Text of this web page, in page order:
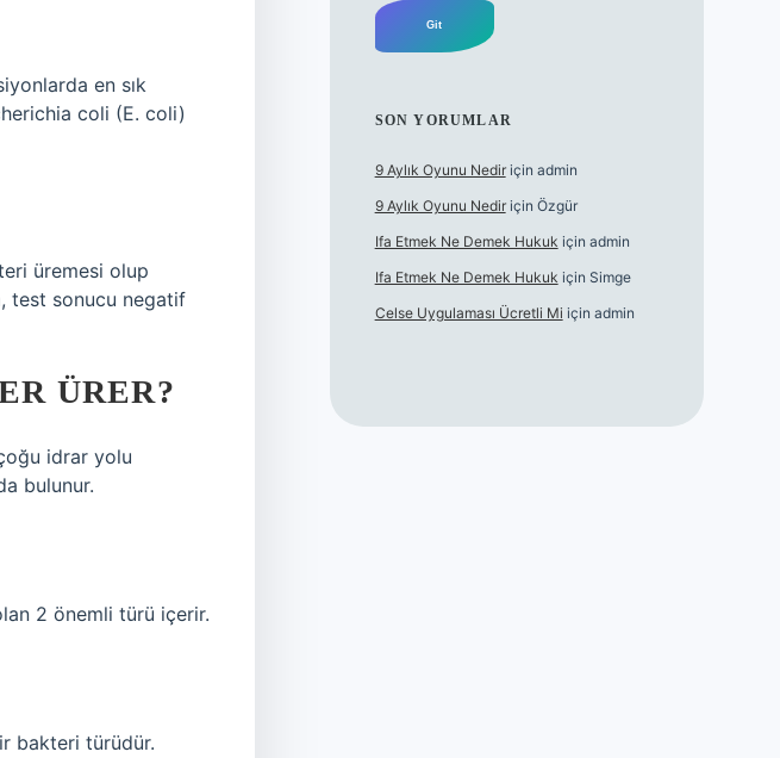
en sık
coli (E. coli)
üremesi olup
test sonucu negatif
ÜRER?
idrar yolu
bulunur.
2 önemli türü içerir.
bakteri türüdür.
SON YORUMLAR
9 Aylık Oyunu Nediriçin admin
9 Aylık Oyunu Nediriçin Özgür
Ifa Etmek Ne Demek Hukuk için admin
Ifa Etmek Ne Demek Hukuk için Simge
Celse Uygulaması Ücretli Mi için admin